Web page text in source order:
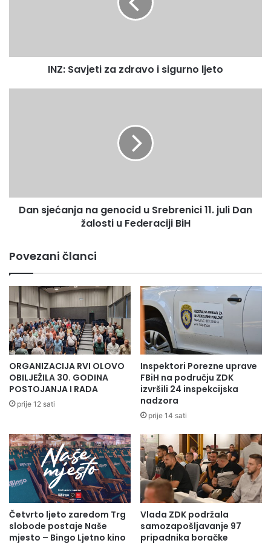
INZ: Savjeti za zdravo i sigurno ljeto
Dan
žalosti
Dan sjećanja na genocid u Srebrenici 11. juli Dan
žalosti u Federaciji BiH
Povezani članci
ORGANIZACIJA RVI OLOVO
OBILJEŽILA 30. GODINA
POSTOJANJA I RADA
prije 12 sati
Inspektori Porezne uprave
FBiH na području ZDK
izvršili 24 inspekcijska
nadzora
prije 14 sati
Četvrto ljeto zaredom Trg
slobode postaje Naše
mjesto – Bingo Ljetno kino
Vlada ZDK podržala
samozapošljavanje 97
pripadnika boračke